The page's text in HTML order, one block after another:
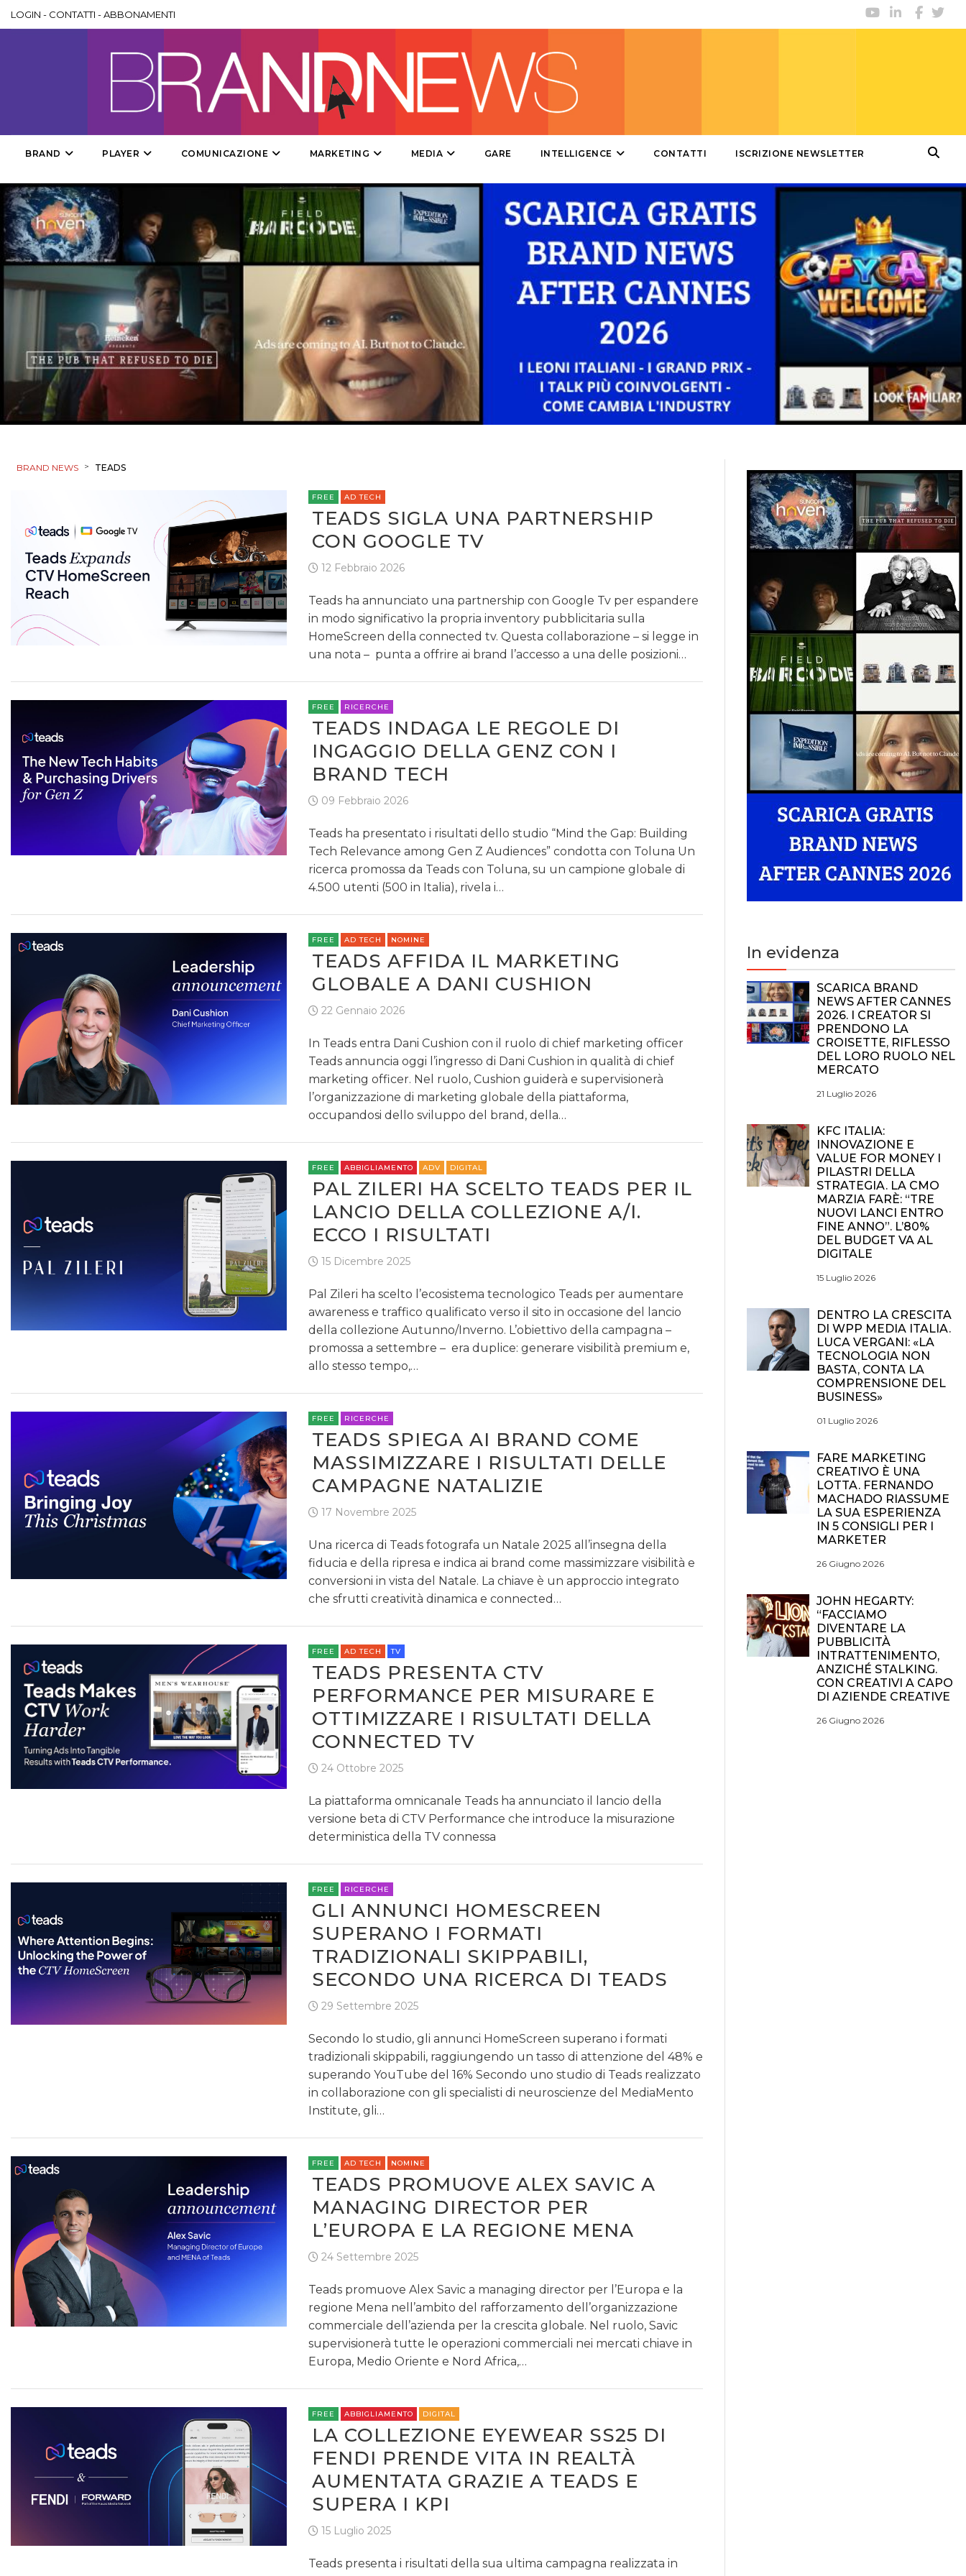
DATI
RICERCHE
PREVISIONI/SCENARI
NORMATIVE
TREND
CASE HISTORY
OPINIONI
LOGIN - CONTATTI -ABBONAMENTI
BRAND PLAYER COMUNICAZIONE MARKETING MEDIA GARE INTELLIGENCE CONTATTI ISCRIZIONE NEWSLETTER
BRAND NEWS > TEADS
FREE AD TECH
TEADS SIGLA UNA PARTNERSHIP
CON GOOGLE TV
12 Febbraio 2026
Teads ha annunciato una partnership con Google Tv per espandere
in modo significativo la propria inventory pubblicitaria sulla
HomeScreen della connected tv. Questa collaborazione – si legge in
una nota – punta a offrire ai brand l’accesso a una delle posizioni…
FREE RICERCHE
TEADS INDAGA LE REGOLE DI
INGAGGIO DELLA GENZ CON I
BRAND TECH
09 Febbraio 2026
Teads ha presentato i risultati dello studio “Mind the Gap: Building
Tech Relevance among Gen Z Audiences” condotta con Toluna Un
ricerca promossa da Teads con Toluna, su un campione globale di
4.500 utenti (500 in Italia), rivela i…
FREE AD TECH NOMINE
TEADS AFFIDA IL MARKETING
GLOBALE A DANI CUSHION
22 Gennaio 2026
In Teads entra Dani Cushion con il ruolo di chief marketing officer
Teads annuncia oggi l’ingresso di Dani Cushion in qualità di chief
marketing officer. Nel ruolo, Cushion guiderà e supervisionerà
l’organizzazione di marketing globale della piattaforma,
occupandosi dello sviluppo del brand, della…
FREE ABBIGLIAMENTO ADV DIGITAL
PAL ZILERI HA SCELTO TEADS PER IL
LANCIO DELLA COLLEZIONE A/I.
ECCO I RISULTATI
15 Dicembre 2025
Pal Zileri ha scelto l’ecosistema tecnologico Teads per aumentare
awareness e traffico qualificato verso il sito in occasione del lancio
della collezione Autunno/Inverno. L’obiettivo della campagna –
promossa a settembre – era duplice: generare visibilità premium e,
allo stesso tempo,…
FREE RICERCHE
TEADS SPIEGA AI BRAND COME
MASSIMIZZARE I RISULTATI DELLE
CAMPAGNE NATALIZIE
17 Novembre 2025
Una ricerca di Teads fotografa un Natale 2025 all’insegna della
fiducia e della ripresa e indica ai brand come massimizzare visibilità e
conversioni in vista del Natale. La chiave è un approccio integrato
che sfrutti creatività dinamica e connected…
FREE AD TECH TV
TEADS PRESENTA CTV
PERFORMANCE PER MISURARE E
OTTIMIZZARE I RISULTATI DELLA
CONNECTED TV
24 Ottobre 2025
La piattaforma omnicanale Teads ha annunciato il lancio della
versione beta di CTV Performance che introduce la misurazione
deterministica della TV connessa
FREE RICERCHE
GLI ANNUNCI HOMESCREEN
SUPERANO I FORMATI
TRADIZIONALI SKIPPABILI,
SECONDO UNA RICERCA DI TEADS
29 Settembre 2025
Secondo lo studio, gli annunci HomeScreen superano i formati
tradizionali skippabili, raggiungendo un tasso di attenzione del 48% e
superando YouTube del 16% Secondo uno studio di Teads realizzato
in collaborazione con gli specialisti di neuroscienze del MediaMento
Institute, gli…
FREE AD TECH NOMINE
TEADS PROMUOVE ALEX SAVIC A
MANAGING DIRECTOR PER
L’EUROPA E LA REGIONE MENA
24 Settembre 2025
Teads promuove Alex Savic a managing director per l’Europa e la
regione Mena nell’ambito del rafforzamento dell’organizzazione
commerciale dell’azienda per la crescita globale. Nel ruolo, Savic
supervisionerà tutte le operazioni commerciali nei mercati chiave in
Europa, Medio Oriente e Nord Africa,…
FREE ABBIGLIAMENTO DIGITAL
LA COLLEZIONE EYEWEAR SS25 DI
FENDI PRENDE VITA IN REALTÀ
AUMENTATA GRAZIE A TEADS E
SUPERA I KPI
15 Luglio 2025
Teads presenta i risultati della sua ultima campagna realizzata in
In evidenza
SCARICA BRAND
NEWS AFTER CANNES
2026. I CREATOR SI
PRENDONO LA
CROISETTE, RIFLESSO
DEL LORO RUOLO NEL
MERCATO
21 Luglio 2026
KFC ITALIA:
INNOVAZIONE E
VALUE FOR MONEY I
PILASTRI DELLA
STRATEGIA. LA CMO
MARZIA FARÈ: “TRE
NUOVI LANCI ENTRO
FINE ANNO”. L’80%
DEL BUDGET VA AL
DIGITALE
15 Luglio 2026
DENTRO LA CRESCITA
DI WPP MEDIA ITALIA.
LUCA VERGANI: «LA
TECNOLOGIA NON
BASTA, CONTA LA
COMPRENSIONE DEL
BUSINESS»
01 Luglio 2026
FARE MARKETING
CREATIVO È UNA
LOTTA. FERNANDO
MACHADO RIASSUME
LA SUA ESPERIENZA
IN 5 CONSIGLI PER I
MARKETER
26 Giugno 2026
JOHN HEGARTY:
“FACCIAMO
DIVENTARE LA
PUBBLICITÀ
INTRATTENIMENTO,
ANZICHÉ STALKING.
CON CREATIVI A CAPO
DI AZIENDE CREATIVE
26 Giugno 2026